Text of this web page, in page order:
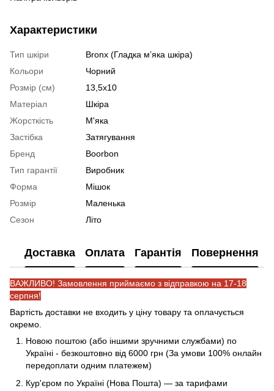
Характеристики
Тип шкіри
Bronx (Гладка мʼяка шкіра)
Кольори
Чорний
Розмір (см)
13,5х10
Матеріал
Шкіра
Жорсткість
М'яка
Застібка
Затягування
Бренд
Boorbon
Тип гарантії
Виробник
Форма
Мішок
Розмір
Маленька
Сезон
Літо
Доставка Оплата Гарантія Повернення
ВАЖЛИВО! Замовлення приймаємо з відправкою на 17-18
серпня!
Вартість доставки не входить у ціну товару та оплачується
окремо.
Новою поштою (або іншими зручними службами) по
Україні - безкоштовно від 6000 грн (За умови 100% онлайн
передоплати одним платежем)
Кур'єром по Україні (Нова Пошта) — за тарифами